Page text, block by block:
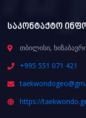
საკონტაქტო
თბილისი,
+995 551 071 421
https://